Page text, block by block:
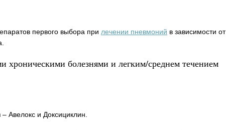
первого выбора при лечении пневмоний в зависимости от
хроническими болезнями и легким/среднем течением
Авелокс и Доксициклин.